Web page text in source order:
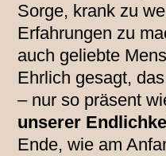
Sorge, krank zu
Erfahrungen zu
auch geliebte
Ehrlich gesagt,
– nur so präsent
unserer
Ende, wie am